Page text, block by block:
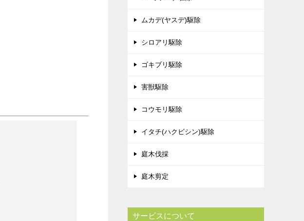
ムカデ(ヤスデ)駆除
シロアリ駆除
ゴキブリ駆除
害獣駆除
コウモリ駆除
イタチ(ハクビシン)駆除
庭木伐採
庭木剪定
サービスについて